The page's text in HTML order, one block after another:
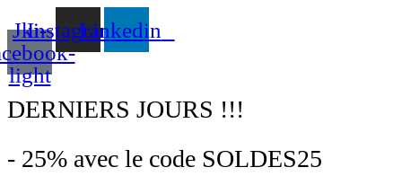
au
contenu
Jki-
light
InstagramLinkedin
DERNIERS JOURS !!!
- 25% avec le code SOLDES25